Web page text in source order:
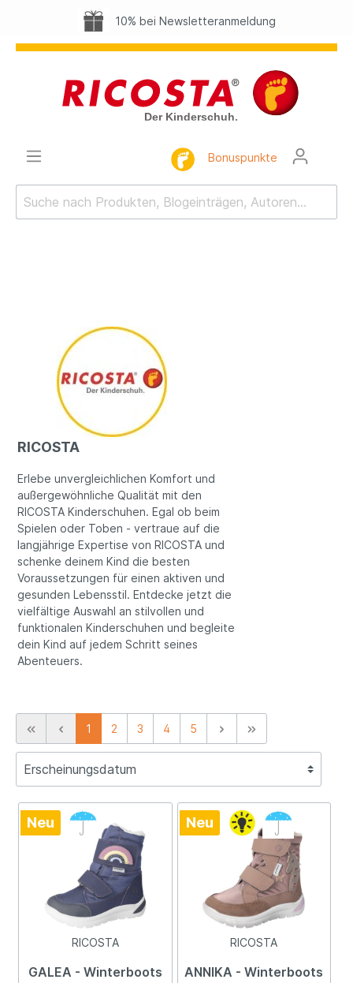
10% bei Newsletteranmeldung
Bonuspunkte
RICOSTA
Erlebe unvergleichlichen Komfort und
außergewöhnliche Qualität mit den
RICOSTA Kinderschuhen. Egal ob beim
Spielen oder Toben - vertraue auf die
langjährige Expertise von RICOSTA und
schenke deinem Kind die besten
Voraussetzungen für einen aktiven und
gesunden Lebensstil. Entdecke jetzt die
vielfältige Auswahl an stilvollen und
funktionalen Kinderschuhen und begleite
dein Kind auf jedem Schritt seines
Abenteuers.
1 2 3 4 5
Neu
RICOSTA
GALEA - Winterboots
Neu
RICOSTA
ANNIKA - Winterboots